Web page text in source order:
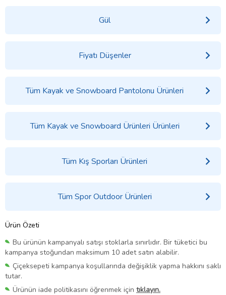
Gül
Fiyatı Düşenler
Tüm Kayak ve Snowboard Pantolonu Ürünleri
Tüm Kayak ve Snowboard Ürünleri Ürünleri
Tüm Kış Sporları Ürünleri
Tüm Spor Outdoor Ürünleri
Ürün Özeti
Bu ürünün kampanyalı satışı stoklarla sınırlıdır. Bir tüketici bu
kampanya stoğundan maksimum 10 adet satın alabilir.
Çiçeksepeti kampanya koşullarında değişiklik yapma hakkını saklı
tutar.
Ürünün iade politikasını öğrenmek için tıklayın.